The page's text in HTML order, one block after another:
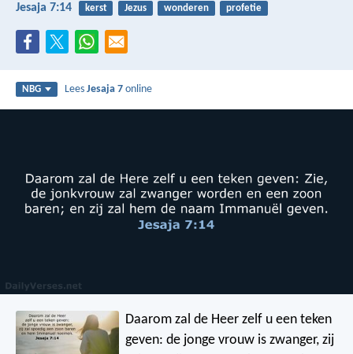
Jesaja 7:14 kerst Jezus wonderen profetie
NBG LeesJesaja 7 online
Daarom zal de Heer zelf u een teken
geven: de jonge vrouw is zwanger, zij